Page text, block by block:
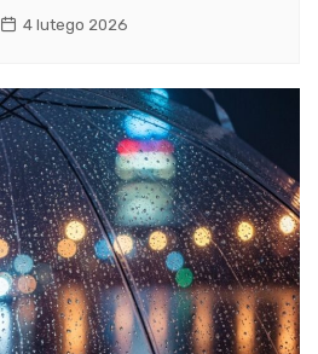
4 lutego 2026